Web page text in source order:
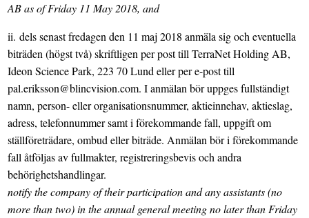
AB as of Friday 11 May 2018, and
ii. dels senast fredagen den 11 maj 2018 anmäla sig och eventuella
biträden (högst två) skriftligen per post till TerraNet Holding AB,
Ideon Science Park, 223 70 Lund eller per e-post till
pal.eriksson@blincvision.com. I anmälan bör uppges fullständigt
namn, person- eller organisationsnummer, aktieinnehav, aktieslag,
adress, telefonnummer samt i förekommande fall, uppgift om
ställföreträdare, ombud eller biträde. Anmälan bör i förekommande
fall åtföljas av fullmakter, registreringsbevis och andra
behörighetshandlingar.
notify the company of their participation and any assistants (no
more than two) in the annual general meeting no later than Friday